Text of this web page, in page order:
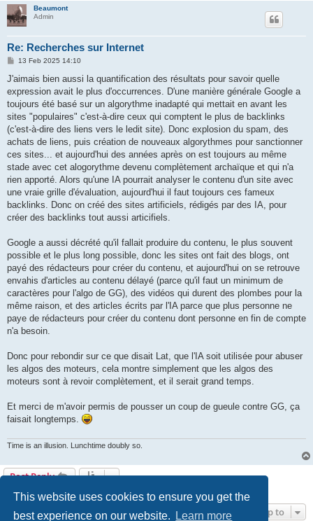
This website uses cookies to ensure you get the
best experience on our website.
Learn more
Beaumont
Admin
Re: Recherches sur Internet
P
s
13 Feb 2025 14:10
J'aimais bien aussi la quantification des résultats pour savoir quelle
expression avait le plus d'occurrences. D'une manière générale Google a
toujours été basé sur un algorythme inadapté qui mettait en avant les
sites "populaires" c'est-à-dire ceux qui comptent le plus de backlinks
(c'est-à-dire des liens vers le ledit site). Donc explosion du spam, des
achats de liens, puis création de nouveaux algorythmes pour sanctionner
ces sites... et aujourd'hui des années après on est toujours au même
stade avec cet alogorythme devenu complètement archaïque et qui n'a
rien apporté. Alors qu'une IA pourrait analyser le contenu d'un site avec
une vraie grille d'évaluation, aujourd'hui il faut toujours ces fameux
backlinks. Donc on créé des sites artificiels, rédigés par des IA, pour
créer des backlinks tout aussi articifiels.
Google a aussi décrété qu'il fallait produire du contenu, le plus souvent
possible et le plus long possible, donc les sites ont fait des blogs, ont
payé des rédacteurs pour créer du contenu, et aujourd'hui on se retrouve
envahis d'articles au contenu délayé (parce qu'il faut un minimum de
caractères pour l'algo de GG), des vidéos qui durent des plombes pour la
même raison, et des articles écrits par l'IA parce que plus personne ne
paye de rédacteurs pour créer du contenu dont personne en fin de compte
n'a besoin.
Donc pour rebondir sur ce que disait Lat, que l'IA soit utilisée pour abuser
les algos des moteurs, cela montre simplement que les algos des
moteurs sont à revoir complètement, et il serait grand temps.
Et merci de m'avoir permis de pousser un coup de gueule contre GG, ça
faisait longtemps.
Time is an illusion. Lunchtime doubly so.
Post Reply
Jump to